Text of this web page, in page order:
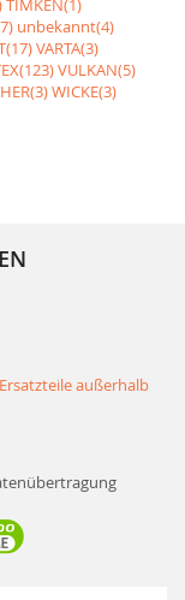
TIMKEN(1)
unbekannt(4)
VARTA(3)
VULKAN(5)
WICKE(3)
Ersatzteile außerhalb